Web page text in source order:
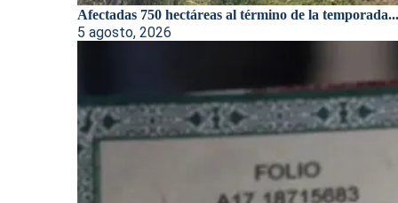
Afectadas 750 hectáreas al término de la temporada...
5 agosto, 2026